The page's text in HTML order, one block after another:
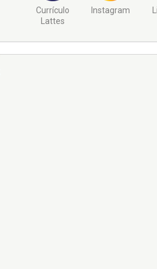
Currículo
Lattes
Instagram